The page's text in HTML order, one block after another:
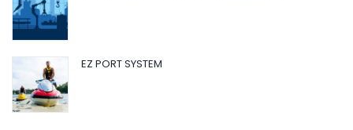
EZ PORT SYSTEM